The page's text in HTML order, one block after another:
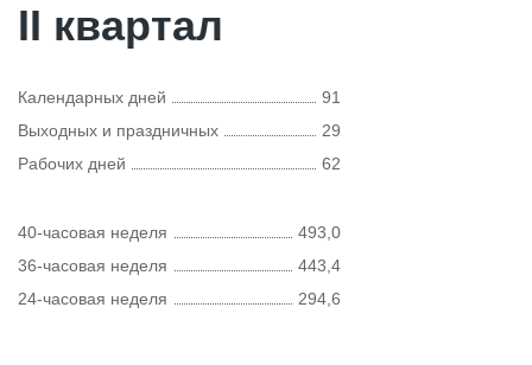
II квартал
Календарных дней
91
Выходных и праздничных
29
Рабочих дней
62
40-часовая неделя
493,0
36-часовая неделя
443,4
24-часовая неделя
294,6